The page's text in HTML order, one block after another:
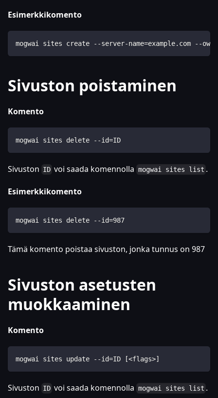
Esimerkkikomento
mogwai sites create --server-name=example.com --
Sivuston poistaminen
Komento
mogwai sites delete --id=ID
Sivuston ID voi saada komennolla mogwai sites list .
Esimerkkikomento
mogwai sites delete --id=987
Tämä komento poistaa sivuston, jonka tunnus on 987
Sivuston asetusten
muokkaaminen
Komento
mogwai sites update --id=ID [<flags>]
Sivuston ID voi saada komennolla mogwai sites list .